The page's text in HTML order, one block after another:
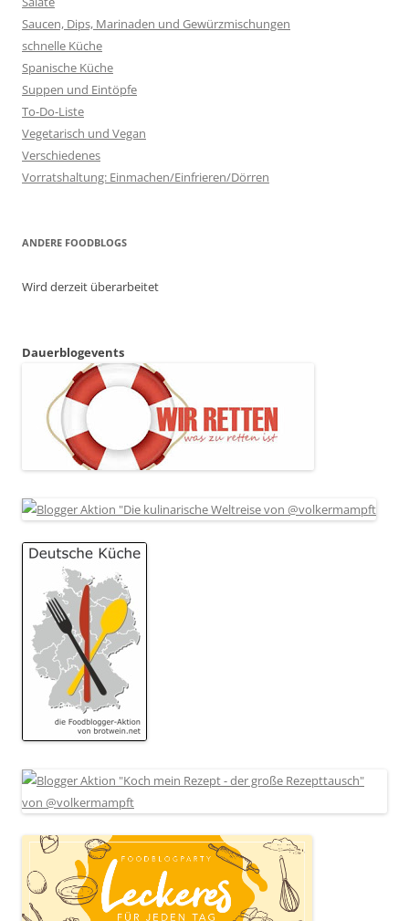
Saucen, Dips, Marinaden und Gewürzmischungen
schnelle Küche
Spanische Küche
Suppen und Eintöpfe
To-Do-Liste
Vegetarisch und Vegan
Verschiedenes
Vorratshaltung: Einmachen/Einfrieren/Dörren
ANDERE FOODBLOGS
Wird derzeit überarbeitet
Dauerblogevents